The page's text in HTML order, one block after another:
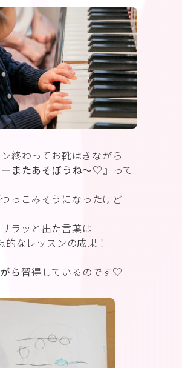
終わってお靴はきながら
またあそぼうね〜♡』って
っこみそうになったけど
サラッと出た言葉は
的なレッスンの成果！
ら習得しているのです♡